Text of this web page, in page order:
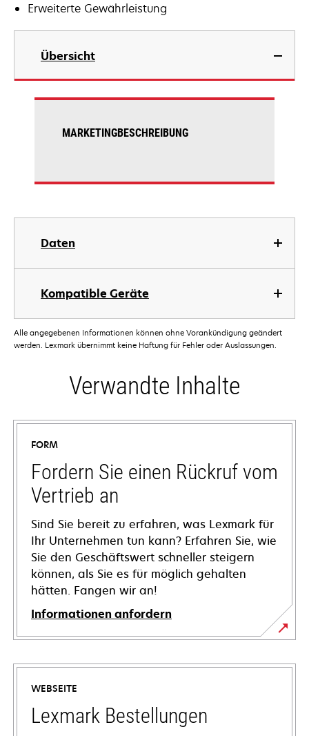
Erweiterte Gewährleistung
Übersicht
Daten
Kompatible Geräte
MARKETINGBESCHREIBUNG
Alle angegebenen Informationen können ohne Vorankündigung geändert
werden. Lexmark übernimmt keine Haftung für Fehler oder Auslassungen.
Verwandte Inhalte
FORM
Fordern Sie einen Rückruf vom
Vertrieb an
Sind Sie bereit zu erfahren, was Lexmark für
Ihr Unternehmen tun kann? Erfahren Sie, wie
Sie den Geschäftswert schneller steigern
können, als Sie es für möglich gehalten
hätten. Fangen wir an!
Informationen anfordern
WEBSEITE
Lexmark Bestellungen